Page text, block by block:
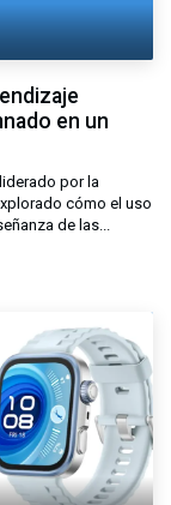
en un
por la
cómo el uso
de las...